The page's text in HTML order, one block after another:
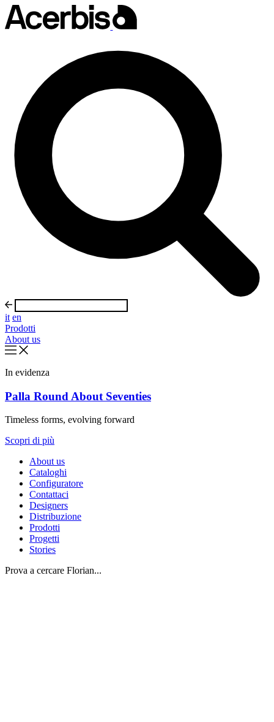
it en
Prodotti
About us
In evidenza
Palla Round About Seventies
Timeless forms, evolving forward
Scopri di più
About us
Cataloghi
Configuratore
Contattaci
Designers
Distribuzione
Prodotti
Progetti
Stories
Prova a cercare Florian...